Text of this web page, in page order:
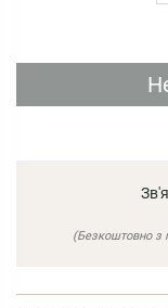
(Безкоштовно з